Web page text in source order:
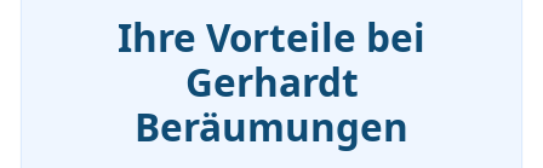
Ihre Vorteile bei
Gerhardt
Beräumungen